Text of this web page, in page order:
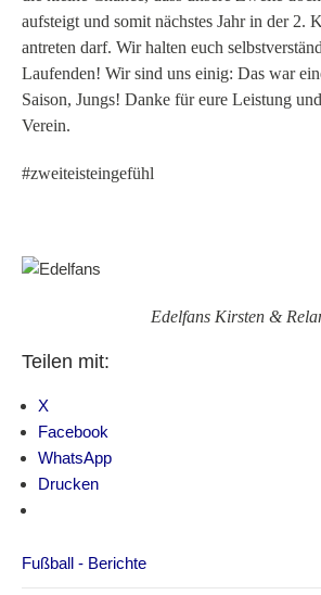
aufsteigt und somit nächstes Jahr in der 2.
antreten darf. Wir halten euch
Laufenden! Wir sind uns einig: Das war
Saison, Jungs! Danke für eure Leistung
Verein.
#zweiteisteingefühl
Edelfans Kirsten &
Teilen mit:
X
Facebook
WhatsApp
Drucken
Fußball - Berichte